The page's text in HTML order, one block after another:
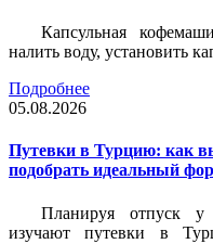
Капсульная
налить воду, установить
Подробнее
05.08.2026
Путевки в Турцию: как
подобрать идеальный
Планируя отпуск у
изучают путевки в